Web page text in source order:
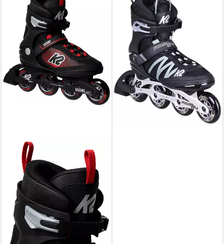
Inlineskates
158,49 €
lieferbar - in 2-3 Werktagen bei dir